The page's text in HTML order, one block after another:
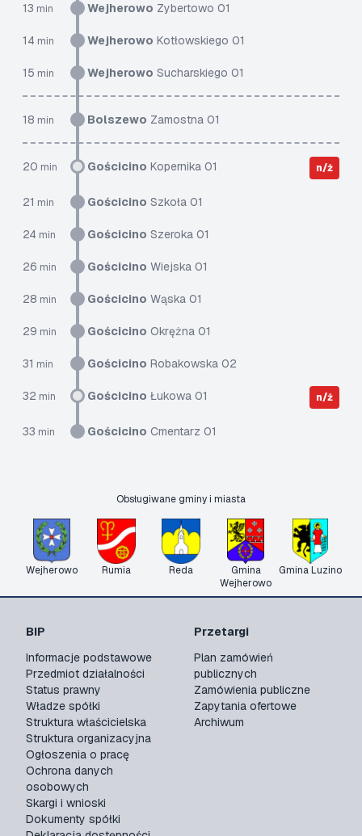
13 min Wejherowo Zybertowo 01
14 min Wejherowo Kotłowskiego 01
15 min Wejherowo Sucharskiego 01
18 min Bolszewo Zamostna 01
20 min Gościcino Kopernika 01 n/ż
21 min Gościcino Szkoła 01
24 min Gościcino Szeroka 01
26 min Gościcino Wiejska 01
28 min Gościcino Wąska 01
29 min Gościcino Okrężna 01
31 min Gościcino Robakowska 02
32 min Gościcino Łukowa 01 n/ż
33 min Gościcino Cmentarz 01
Obsługiwane gminy i miasta
Wejherowo Rumia Reda
Gmina
Wejherowo
Gmina Luzino
BIP
Informacje podstawowe
Przedmiot działalności
Status prawny
Władze spółki
Struktura właścicielska
Struktura organizacyjna
Ogłoszenia o pracę
Ochrona danych
osobowych
Skargi i wnioski
Dokumenty spółki
Przetargi
Plan zamówień
publicznych
Zamówienia publiczne
Zapytania ofertowe
Archiwum